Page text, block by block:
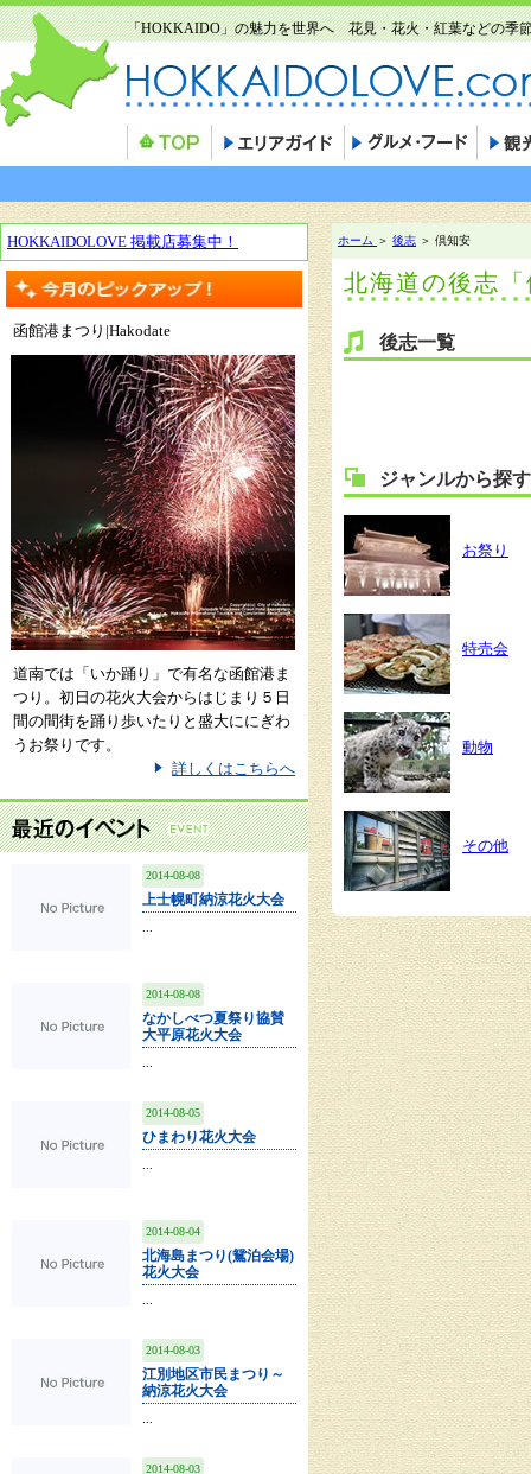
「HOKKAIDO」の魅力を世界へ 花見・花火・紅葉などの季
HOKKAIDOLOVE 掲載店募集中！
函館港まつり|Hakodate
道南では「いか踊り」で有名な函館港ま
つり。初日の花火大会からはじまり５日
間の間街を踊り歩いたりと盛大ににぎわ
うお祭りです。
詳しくはこちらへ
2014-08-08
上士幌町納涼花火大会
2014-08-08
なかしべつ夏祭り協賛
大平原花火大会
2014-08-05
ひまわり花火大会
2014-08-04
北海島まつり(鴛泊会場)
花火大会
2014-08-03
江別地区市民まつり～
納涼花火大会
2014-08-03
ホーム ＞ 後志 ＞ 倶知安
北海道の後志
後志一覧
ジャンルから探す
お祭り
特売会
動物
その他